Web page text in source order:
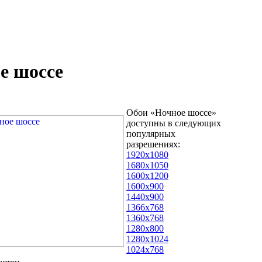
шоссе
Обои «Ночное шоссе»
доступны в следующих
популярных
разрешениях:
1920x1080
1680x1050
1600x1200
1600x900
1440x900
1366x768
1360x768
1280x800
1280x1024
1024x768